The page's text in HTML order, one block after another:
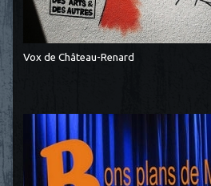
Vox de Château-Renard